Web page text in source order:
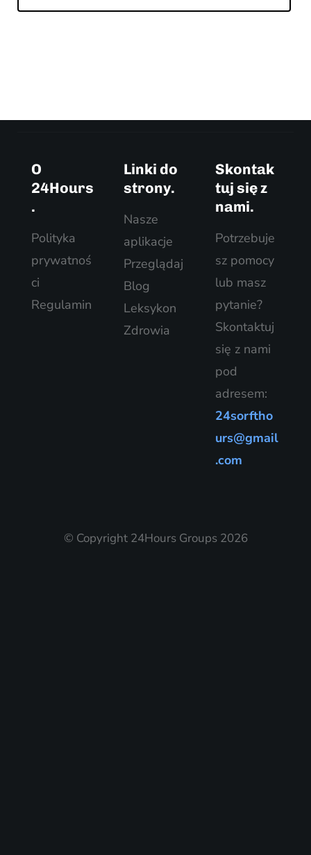
O
24Hours
.
Polityka
prywatnoś
ci
Regulamin
Linki do
strony.
Nasze
aplikacje
Przeglądaj
Blog
Leksykon
Zdrowia
Skontak
tuj się z
nami.
Potrzebuje
sz pomocy
lub masz
pytanie?
Skontaktuj
się z nami
pod
adresem:
24sorftho
urs@gmail
.com
© Copyright 24Hours Groups 2026